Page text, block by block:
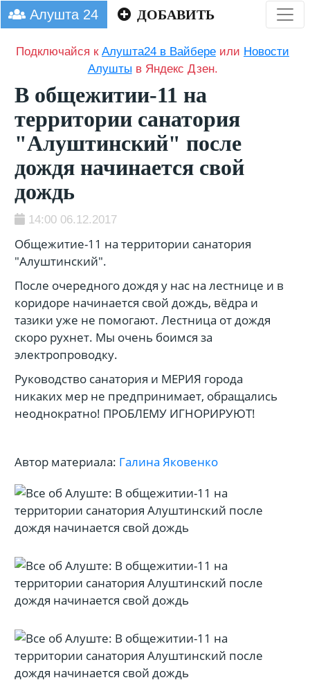
Алушта 24 ДОБАВИТЬ
Подключайся кАлушта24 в Вайбере или Новости
Алушты в Яндекс Дзен.
В общежитии-11 на
территории санатория
"Алуштинский" после
дождя начинается свой
дождь
14:00 06.12.2017
Общежитие-11 на территории санатория
"Алуштинский".
После очередного дождя у нас на лестнице и в
коридоре начинается свой дождь, вёдра и
тазики уже не помогают. Лестница от дождя
скоро рухнет. Мы очень боимся за
электропроводку.
Руководство санатория и МЕРИЯ города
никаких мер не предпринимает, обращались
неоднократно! ПРОБЛЕМУ ИГНОРИРУЮТ!
Автор материала: Галина Яковенко